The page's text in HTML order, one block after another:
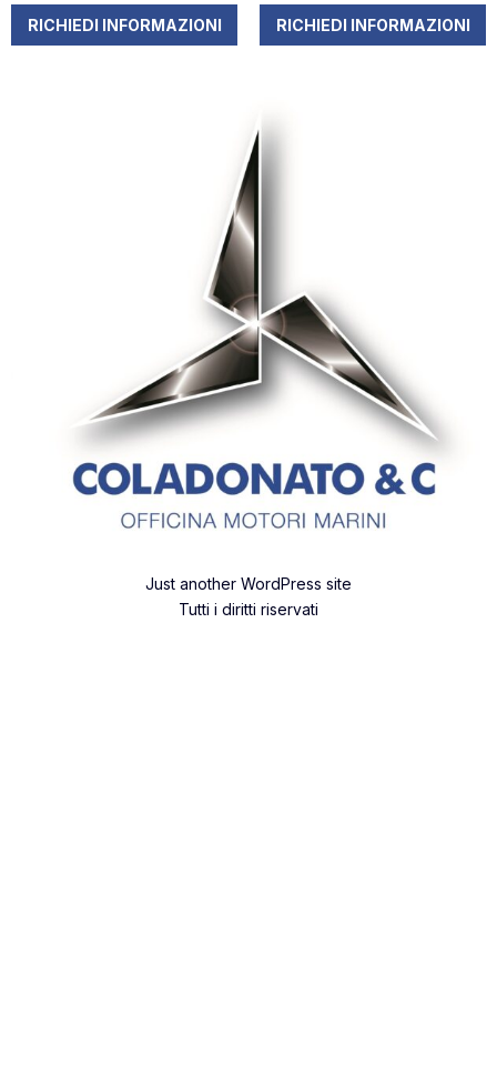
RICHIEDI INFORMAZIONI RICHIEDI INFORMAZIONI
Just another WordPress site
Tutti i diritti riservati